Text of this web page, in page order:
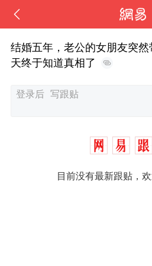
结婚五年，老公的女朋友突
天终于知道真相了
目前没有最新跟贴，